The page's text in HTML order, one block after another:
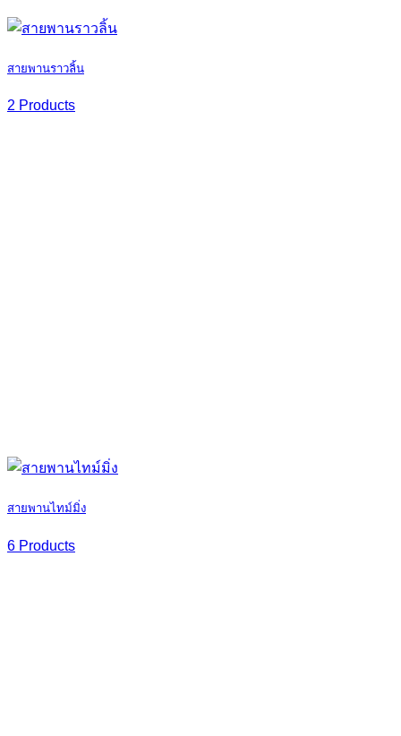
สายพานราวลิ้น
2 Products
สายพานไทม์มิ่ง
6 Products